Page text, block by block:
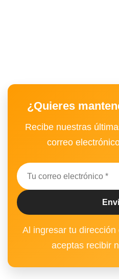
¿Quieres
Recibe nuestras
correo
Al ingresar tu
aceptas recibir